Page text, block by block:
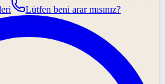
Lütfen beni arar mısınız?